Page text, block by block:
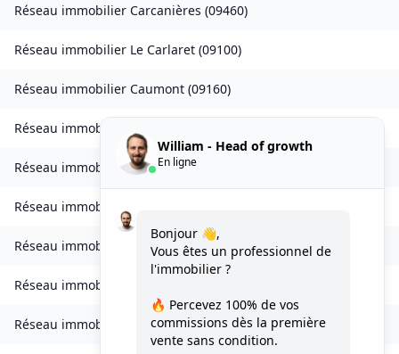
Réseau immobilier Carcanières (09460)
Réseau immobilier Le Carlaret (09100)
Réseau immobilier Caumont (09160)
Réseau immobilier
Réseau immobilierCazenave-Serres-et-Allens
Réseau immobilier
Réseau immobilier Château-Verdun (09310)
Réseau immobilier
Réseau immobilier Coussa(09120)
William - Head of growth
En ligne
Bonjour 👋,
Vous êtes un professionnel de
l'immobilier ?
🔥 Percevez 100% de vos
commissions dès la première
vente sans condition.